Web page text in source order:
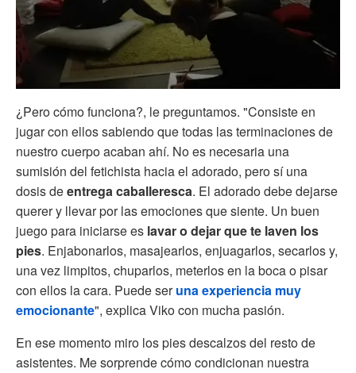
¿Pero cómo funciona?, le preguntamos. "Consiste en
jugar con ellos sabiendo que todas las terminaciones de
nuestro cuerpo acaban ahí. No es necesaria una
sumisión del fetichista hacia el adorado, pero sí una
dosis deentrega caballeresca. El adorado debe dejarse
querer y llevar por las emociones que siente. Un buen
juego para iniciarse es lavar o dejar que te laven los
pies. Enjabonarlos, masajearlos, enjuagarlos, secarlos y,
una vez limpitos, chuparlos, meterlos en la boca o pisar
con ellos la cara. Puede seruna experiencia muy
emocionante", explica Viko con mucha pasión.
En ese momento miro los pies descalzos del resto de
asistentes. Me sorprende cómo condicionan nuestra